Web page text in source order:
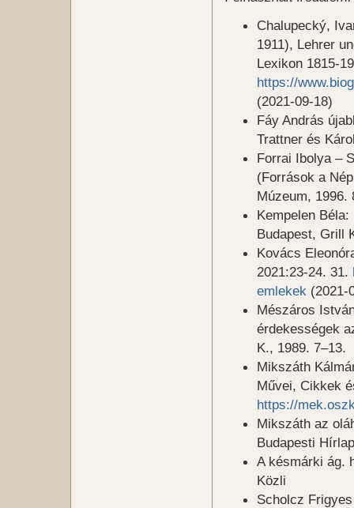
Chalupecký,
1911), Lehrer
Lexikon 1815-
https://
(2021-09-18)
Fáy András
Trattner és
Forrai Ibolya –
(Források a
Múzeum, 1996.
Kempelen
Budapest, Grill
Kovács
2021:23-24. 31.
emlekek (2021-
Mészáros
érdekességek
K., 1989. 7–13.
Mikszáth
Művei, Cikkek
https://
Mikszáth az
Budapesti
A késmárki ág.
Közli
Scholcz